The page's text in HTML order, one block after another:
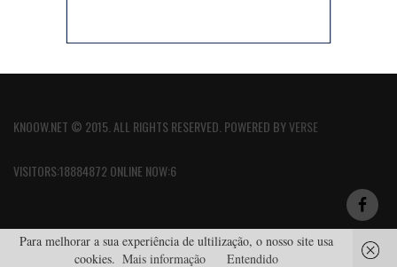
KNOOW.NET © 2015. ALL RIGHTS RESERVED. POWERED BYVERSE
VISITORS:18884872 ONLINE NOW:6
Para melhorar a sua experiência de ultilização, o nosso site usa
cookies. Mais informação Entendido